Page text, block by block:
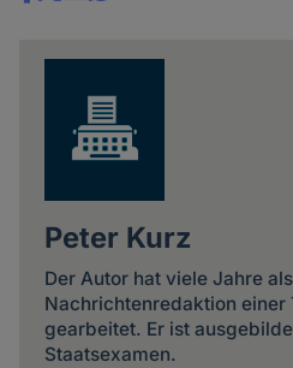
Share
Peter Kurz
Der Autor hat viele Jahre
Nachrichtenredaktion einer
gearbeitet. Er ist
Staatsexamen.